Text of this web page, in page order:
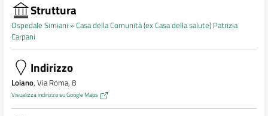
Struttura
Ospedale Simiani »Casa della Comunità (ex Casa della salute) Patrizia
Carpani
Indirizzo
Loiano, Via Roma, 8
Visualizza indirizzo su Google Maps